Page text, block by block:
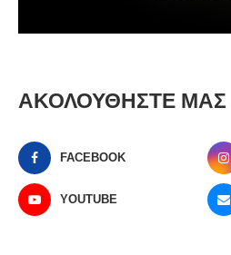
ΑΚΟΛΟΥΘΗΣΤΕ ΜΑΣ
FACEBOOK
YOUTUBE